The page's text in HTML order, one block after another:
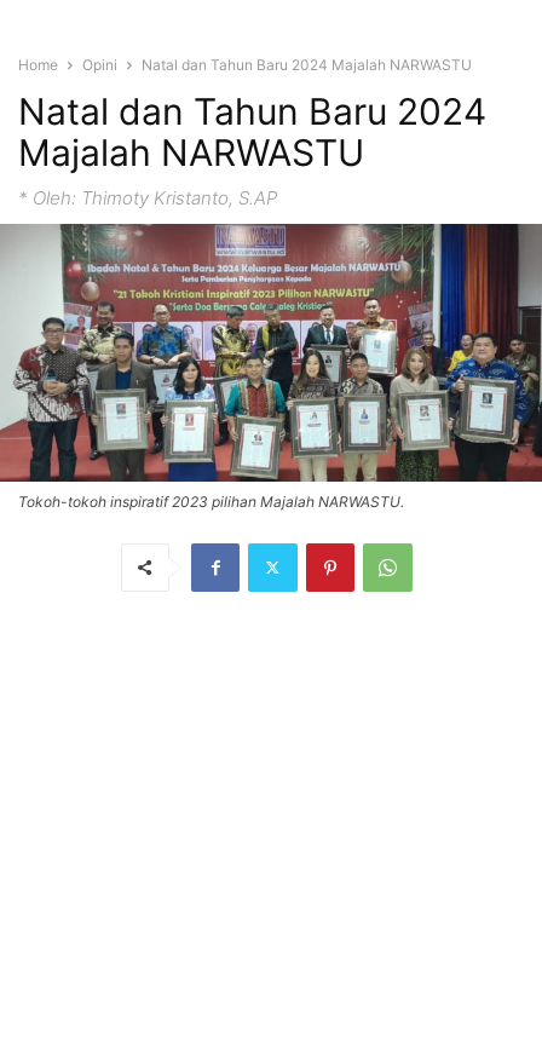
Home Opini Natal dan Tahun Baru 2024 Majalah NARWASTU
Natal dan Tahun Baru 2024
Majalah NARWASTU
* Oleh: Thimoty Kristanto, S.AP
Tokoh-tokoh inspiratif 2023 pilihan Majalah NARWASTU.